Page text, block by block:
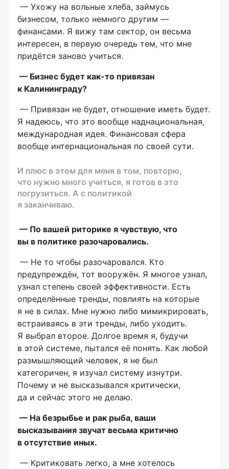
— Ухожу на вольные хлеба, займусь
бизнесом, только немного другим —
финансами. Я вижу там сектор, он весьма
интересен, в первую очередь тем, что мне
придётся заново учиться.
— Бизнес будет как-то привязан
к Калининграду?
— Привязан не будет, отношение иметь будет.
Я надеюсь, что это вообще наднациональная,
международная идея. Финансовая сфера
вообще интернациональная по своей сути.
И плюс в этом для меня в том, повторю,
что нужно много учиться, я готов в это
погрузиться. А с политикой
я заканчиваю.
— По вашей риторике я чувствую, что
вы в политике разочаровались.
— Не то чтобы разочаровался. Кто
предупреждён, тот вооружён. Я многое узнал,
узнал степень своей эффективности. Есть
определённые тренды, повлиять на которые
я не в силах. Мне нужно либо мимикрировать,
встраиваясь в эти тренды, либо уходить.
Я выбрал второе. Долгое время я, будучи
в этой системе, пытался её понять. Как любой
размышляющий человек, я не был
категоричен, я изучал систему изнутри.
Почему и не высказывался критически,
да и сейчас этого не делаю.
— На безрыбье и рак рыба, ваши
высказывания звучат весьма критично
в отсутствие иных.
— Критиковать легко, а мне хотелось